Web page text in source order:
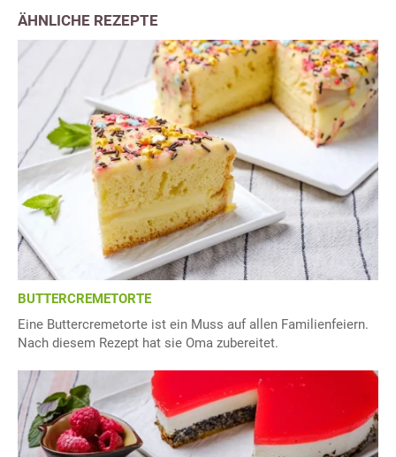
ÄHNLICHE REZEPTE
BUTTERCREMETORTE
Eine Buttercremetorte ist ein Muss auf allen Familienfeiern.
Nach diesem Rezept hat sie Oma zubereitet.